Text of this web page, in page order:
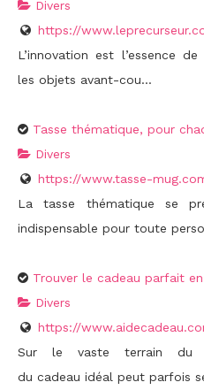
Divers
https://
L’innovation est l’essence
les objets avant-cou...
Tasse thématique, pour
Divers
https://www.tasse-
La tasse thématique se
indispensable pour toute
Trouver le cadeau parfait
Divers
https://
Sur le vaste terrain du
du cadeau idéal peut parfois